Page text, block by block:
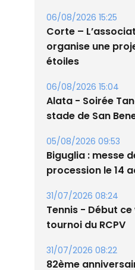
06/08/2026 15:25
Corte –
organise une
étoiles
06/08/2026 15:04
Alata - Soirée
stade de San
05/08/2026 09:53
Biguglia : messe
procession le 14
31/07/2026 08:24
Tennis - Début
tournoi du RCPV
31/07/2026 08:22
82ème